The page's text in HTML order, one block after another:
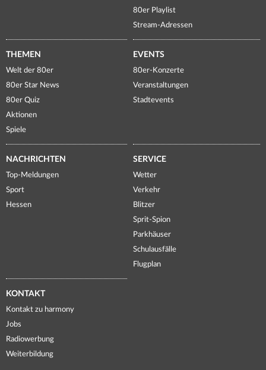
80er Playlist
Stream-Adressen
THEMEN
Welt der 80er
80er Star News
80er Quiz
Aktionen
Spiele
EVENTS
80er-Konzerte
Veranstaltungen
Stadtevents
NACHRICHTEN
Top-Meldungen
Sport
Hessen
SERVICE
Wetter
Verkehr
Blitzer
Sprit-Spion
Parkhäuser
Schulausfälle
Flugplan
KONTAKT
Kontakt zu harmony
Jobs
Radiowerbung
Weiterbildung